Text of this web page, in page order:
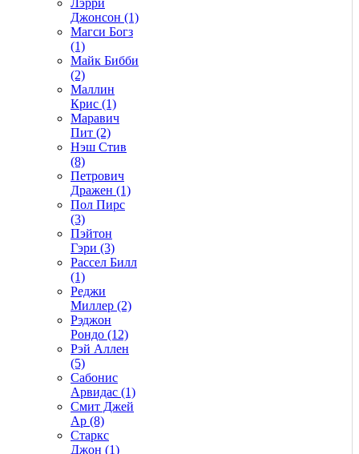
Джонсон (1)
Магси Богз
(1)
Майк Бибби
(2)
Маллин
Крис (1)
Маравич
Пит (2)
Нэш Стив
(8)
Петрович
Дражен (1)
Пол Пирс
(3)
Пэйтон
Гэри (3)
Рассел Билл
(1)
Реджи
Миллер (2)
Рэджон
Рондо (12)
Рэй Аллен
(5)
Сабонис
Арвидас (1)
Смит Джей
Ар (8)
Старкс
Джон (1)